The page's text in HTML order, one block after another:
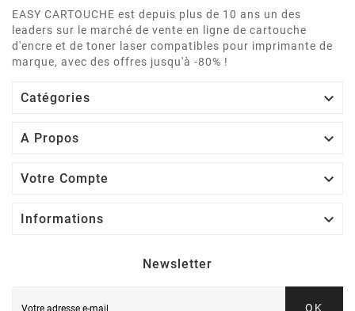
EASY CARTOUCHE est depuis plus de 10 ans un des
leaders sur le marché de vente en ligne de cartouche
d'encre et de toner laser compatibles pour imprimante de
marque, avec des offres jusqu'à -80% !
Catégories 
A Propos 
Votre Compte 
Informations 
Newsletter
OK